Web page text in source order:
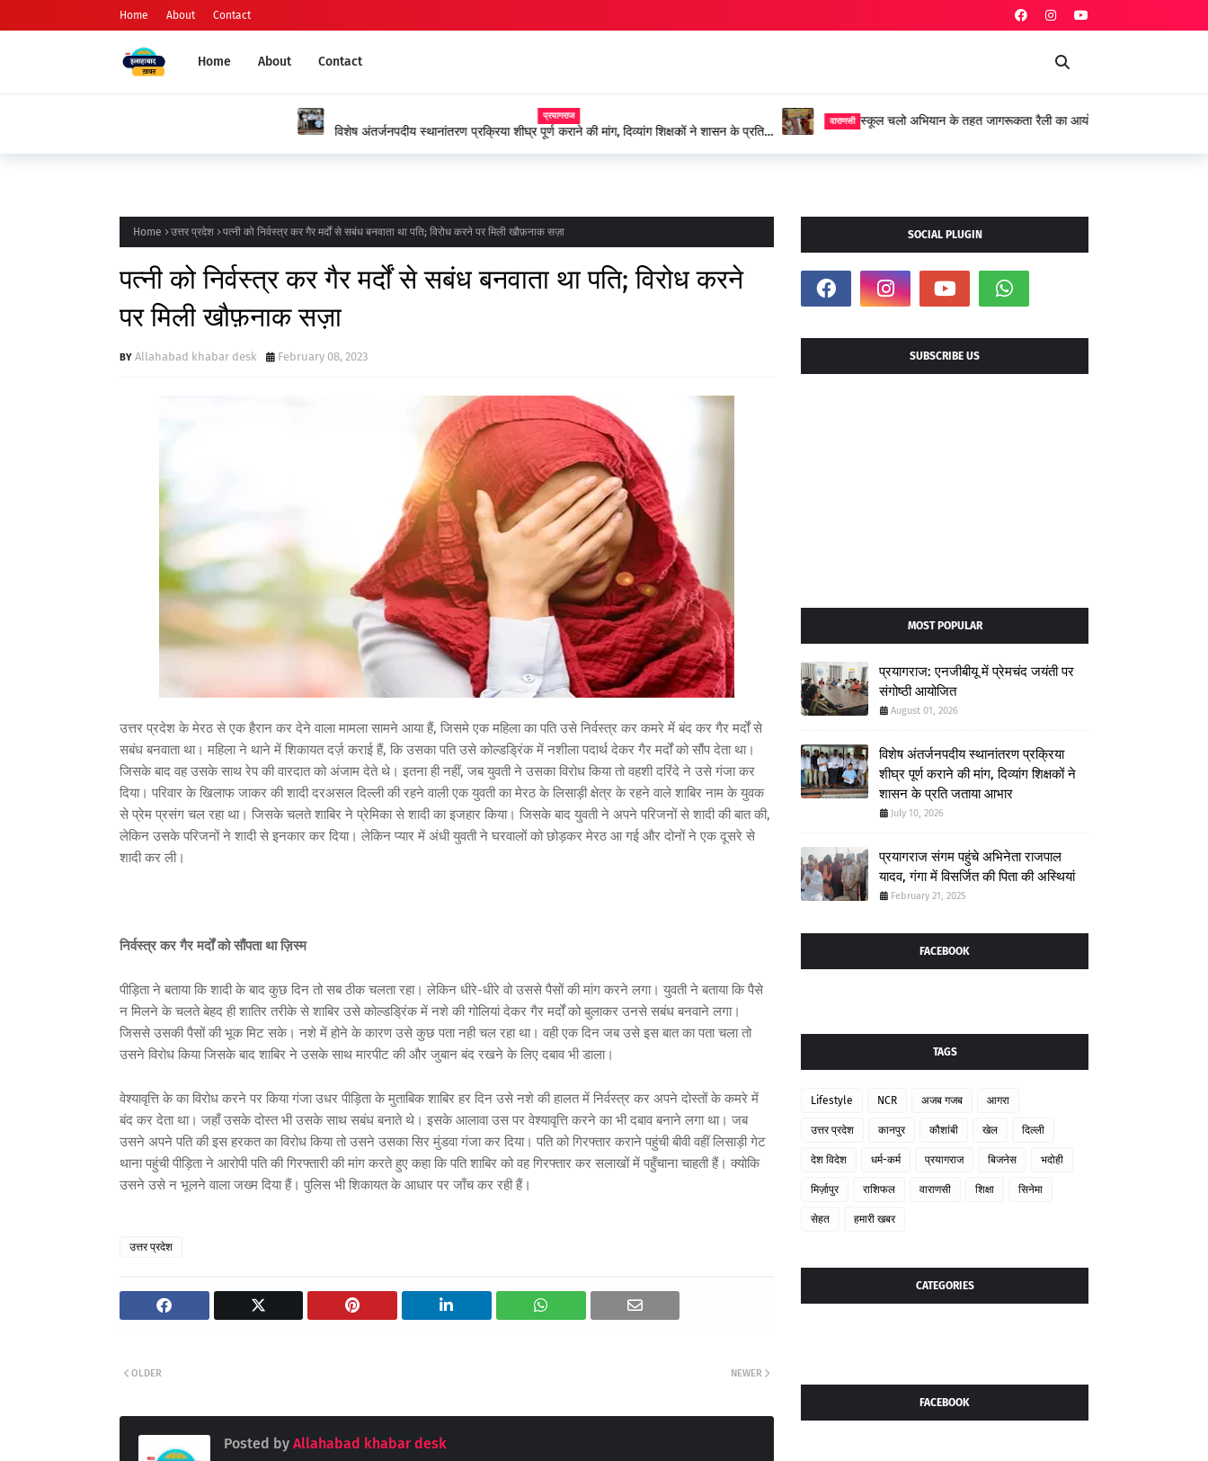
Home About Contact
Home About Contact
विशेष अंतर्जनपदीय स्थानांतरण प्रक्रिया शीघ्र पूर्ण कराने की मांग, दिव्यांग शिक्षकों ने शासन के प्रति
स्कूल चलो अभियान के तहत जागरूकता रैली का आयोजन
Home उत्तर प्रदेश पत्नी को निर्वस्त्र कर गैर मर्दों से सबंध बनवाता था पति; विरोध करने पर मिली खौफ़नाक सज़ा
पत्नी को निर्वस्त्र कर गैर मर्दों से सबंध बनवाता था पति; विरोध करने
पर मिली खौफ़नाक सज़ा
Allahabad khabar desk February 08, 2023
उत्तर प्रदेश के मेरठ से एक हैरान कर देने वाला मामला सामने आया हैं, जिसमे एक महिला का पति उसे निर्वस्त्र कर कमरे में बंद कर गैर मर्दों से
सबंध बनवाता था। महिला ने थाने में शिकायत दर्ज़ कराई हैं, कि उसका पति उसे कोल्डड्रिंक में नशीला पदार्थ देकर गैर मर्दों को सौंप देता था।
जिसके बाद वह उसके साथ रेप की वारदात को अंजाम देते थे। इतना ही नहीं, जब युवती ने उसका विरोध किया तो वहशी दरिंदे ने उसे गंजा कर
दिया। परिवार के खिलाफ जाकर की शादी दरअसल दिल्ली की रहने वाली एक युवती का मेरठ के लिसाड़ी क्षेत्र के रहने वाले शाबिर नाम के युवक
से प्रेम प्रसंग चल रहा था। जिसके चलते शाबिर ने प्रेमिका से शादी का इजहार किया। जिसके बाद युवती ने अपने परिजनों से शादी की बात की,
लेकिन उसके परिजनों ने शादी से इनकार कर दिया। लेकिन प्यार में अंधी युवती ने घरवालों को छोड़कर मेरठ आ गई और दोनों ने एक दूसरे से
शादी कर ली।
निर्वस्त्र कर गैर मर्दों को सौंपता था ज़िस्म
पीड़िता ने बताया कि शादी के बाद कुछ दिन तो सब ठीक चलता रहा। लेकिन धीरे-धीरे वो उससे पैसों की मांग करने लगा। युवती ने बताया कि पैसे
न मिलने के चलते बेहद ही शातिर तरीके से शाबिर उसे कोल्डड्रिंक में नशे की गोलियां देकर गैर मर्दों को बुलाकर उनसे सबंध बनवाने लगा।
जिससे उसकी पैसों की भूक मिट सके। नशे में होने के कारण उसे कुछ पता नही चल रहा था। वही एक दिन जब उसे इस बात का पता चला तो
उसने विरोध किया जिसके बाद शाबिर ने उसके साथ मारपीट की और जुबान बंद रखने के लिए दबाव भी डाला।
वेश्यावृत्ति के का विरोध करने पर किया गंजा उधर पीड़िता के मुताबिक शाबिर हर दिन उसे नशे की हालत में निर्वस्त्र कर अपने दोस्तों के कमरे में
बंद कर देता था। जहाँ उसके दोस्त भी उसके साथ सबंध बनाते थे। इसके आलावा उस पर वेश्यावृत्ति करने का भी दबाव बनाने लगा था। जब
उसने अपने पति की इस हरकत का विरोध किया तो उसने उसका सिर मुंडवा गंजा कर दिया। पति को गिरफ्तार कराने पहुंची बीवी वहीं लिसाड़ी गेट
थाना पहुंची पीड़िता ने आरोपी पति की गिरफ्तारी की मांग करते हुए कहा कि पति शाबिर को वह गिरफ्तार कर सलाखों में पहुँचाना चाहती हैं। क्योकि
उसने उसे न भूलने वाला जख्म दिया हैं। पुलिस भी शिकायत के आधार पर जाँच कर रही हैं।
उत्तर प्रदेश
NEWER
OLDER
Posted by Allahabad khabar desk
SOCIAL PLUGIN
SUBSCRIBE US
MOST POPULAR
प्रयागराज: एनजीबीयू में प्रेमचंद जयंती पर
संगोष्ठी आयोजित
August 01, 2026
विशेष अंतर्जनपदीय स्थानांतरण प्रक्रिया
शीघ्र पूर्ण कराने की मांग, दिव्यांग शिक्षकों ने
शासन के प्रति जताया आभार
July 10, 2026
प्रयागराज संगम पहुंचे अभिनेता राजपाल
यादव, गंगा में विसर्जित की पिता की अस्थियां
February 21, 2025
FACEBOOK
TAGS
Lifestyle NCR अजब गजब आगरा
उत्तर प्रदेश कानपुर कौशांबी खेल दिल्ली
देश विदेश धर्म-कर्म प्रयागराज बिजनेस भदोही
मिर्ज़ापुर राशिफल वाराणसी शिक्षा सिनेमा
सेहत हमारी खबर
CATEGORIES
FACEBOOK